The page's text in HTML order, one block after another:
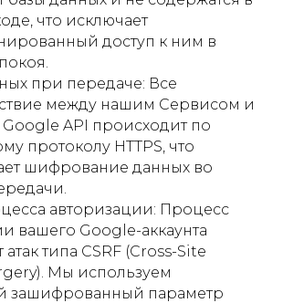
что исключает
доступ к ним в
при передаче: Все
между нашим Сервисом и
API происходит по
протоколу HTTPS, что
шифрование данных во
авторизации: Процесс
вашего Google-аккаунта
типа CSRF (Cross-Site
Мы используем
зашифрованный параметр